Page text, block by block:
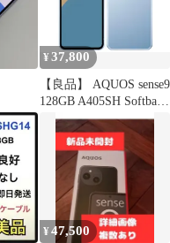
¥37,800
【良品】 AQUOS sense9
128GB A405SH Softbank
ブルーBランク
¥47,500